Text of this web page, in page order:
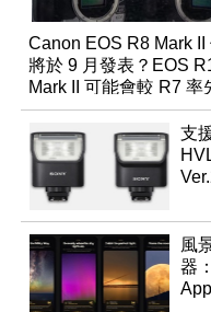
Canon EOS R8 Mark II
將於 9 月發表？EOS
Mark II 可能會較 R7 率
推出
支
風
器